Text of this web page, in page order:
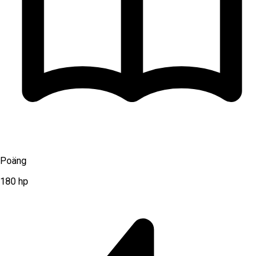
Poäng
180 hp